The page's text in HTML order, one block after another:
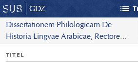
GDZ list
Dissertationem Philologicam De
Historia Lingvae Arabicae, Rectore
Wilhelmo, Principe Borussiae,
I
TITEL